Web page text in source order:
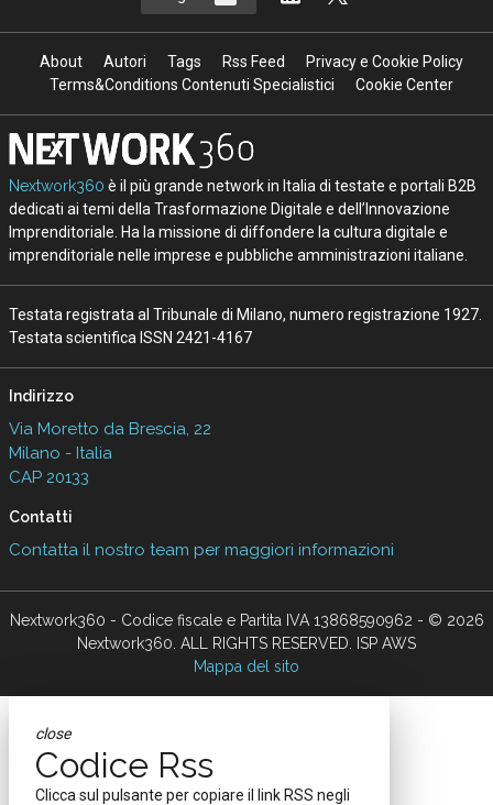
About Autori Tags Rss Feed
Privacy e Cookie Policy
Terms&Conditions Contenuti Specialistici
Cookie Center
Nextwork360 è il più grande network in Italia di testate e portali B2B
dedicati ai temi della Trasformazione Digitale e dell’Innovazione
Imprenditoriale. Ha la missione di diffondere la cultura digitale e
imprenditoriale nelle imprese e pubbliche amministrazioni italiane.
Testata registrata al Tribunale di Milano, numero registrazione 1927.
Testata scientifica ISSN 2421-4167
Indirizzo
Via Moretto da Brescia, 22
Milano - Italia
CAP 20133
Contatti
Contatta il nostro team per maggiori informazioni
Nextwork360 - Codice fiscale e Partita IVA 13868590962 - © 2026
Nextwork360. ALL RIGHTS RESERVED. ISP AWS
Mappa del sito
close
Codice Rss
Clicca sul pulsante per copiare il link RSS negli